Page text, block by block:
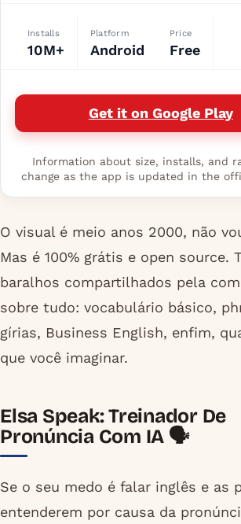
Installs
10M+
Platform
Android
Price
Free
Get it on Google Play
Information about size, installs, and
change as the app is updated in the
O visual é meio anos 2000, não
Mas é 100% grátis e open source.
baralhos compartilhados pela
sobre tudo: vocabulário básico,
gírias, Business English, enfim,
que você imaginar.
Elsa Speak: Treinador De
Pronúncia Com IA 🗣️
Se o seu medo é falar inglês e as
entenderem por causa da